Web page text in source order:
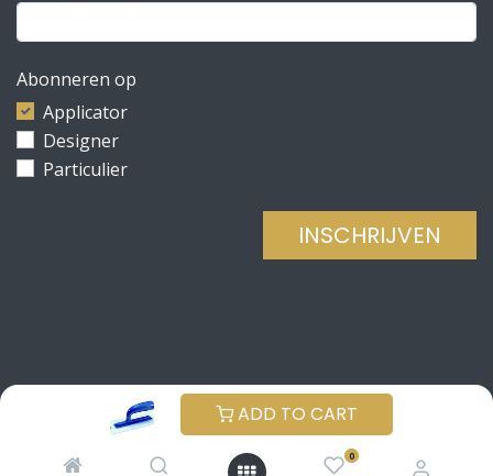
ADD TO CART
0
Abonneren op
Applicator
Designer
Particulier
INSCHRIJVEN
Copyright © Be Concrete NEDERLANDS (BE)
Aangeboden door - De #1Open source e-